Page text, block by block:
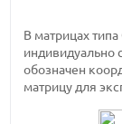
В матрицах
индивидуально
обозначен
матрицу для